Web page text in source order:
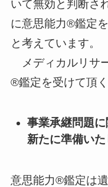
いて無効と判断さ
に意思能力®鑑定
と考えています。
メディカルリサ
®鑑定を受けて頂
事業承継問題
新たに準備いた
意思能力®鑑定は